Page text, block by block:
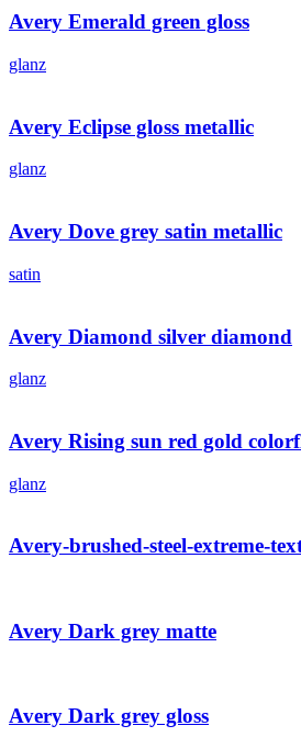
Avery Emerald green gloss
glanz
Avery Eclipse gloss metallic
glanz
Avery Dove grey satin metallic
satin
Avery Diamond silver diamond
glanz
Avery Rising sun red gold
glanz
Avery-brushed-steel-extreme-
Avery Dark grey matte
Avery Dark grey gloss